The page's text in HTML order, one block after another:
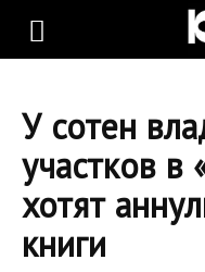
KLOOP.KG
Новости
У сотен
участков в
хотят
книги